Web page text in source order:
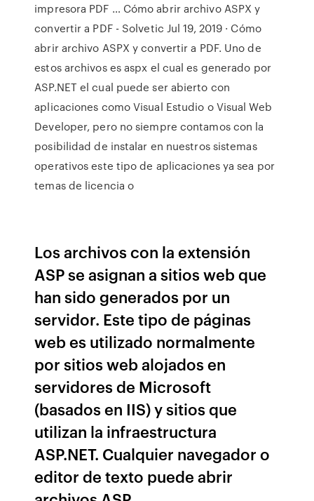
impresora PDF … Cómo abrir archivo ASPX y
convertir a PDF - Solvetic Jul 19, 2019 · Cómo
abrir archivo ASPX y convertir a PDF. Uno de
estos archivos es aspx el cual es generado por
ASP.NET el cual puede ser abierto con
aplicaciones como Visual Estudio o Visual Web
Developer, pero no siempre contamos con la
posibilidad de instalar en nuestros sistemas
operativos este tipo de aplicaciones ya sea por
temas de licencia o
Los archivos con la extensión
ASP se asignan a sitios web que
han sido generados por un
servidor. Este tipo de páginas
web es utilizado normalmente
por sitios web alojados en
servidores de Microsoft
(basados en IIS) y sitios que
utilizan la infraestructura
ASP.NET. Cualquier navegador o
editor de texto puede abrir